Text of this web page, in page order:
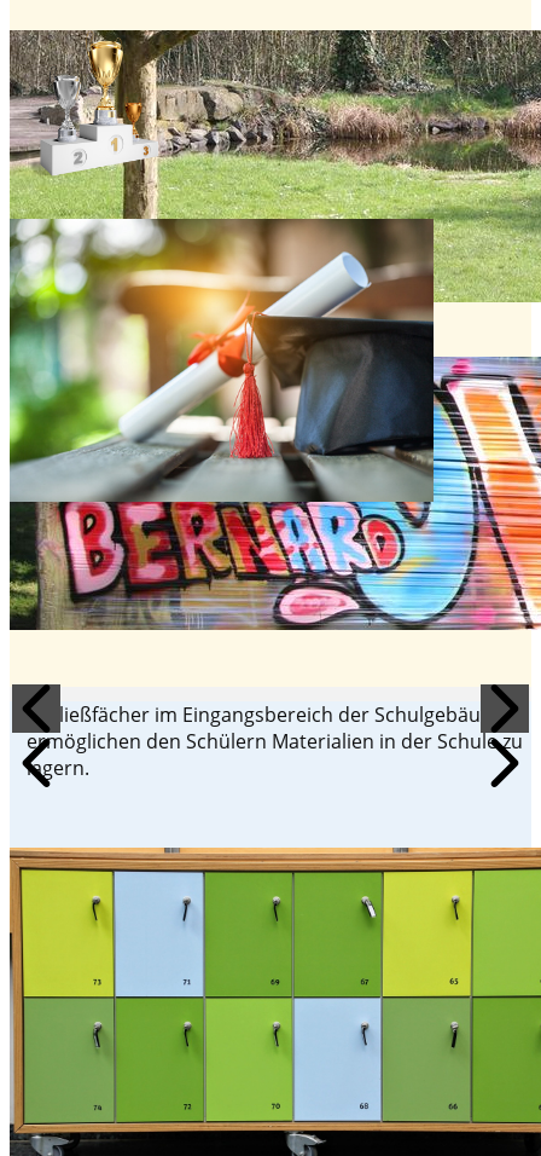
Schließfächer im Eingangsbereich der Schulgebäude
ermöglichen den Schülern Materialien in der Schule zu
lagern.